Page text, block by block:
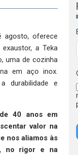
agosto, oferece
a Teka
uma de cozinha
em aço inox.
durabilidade e
40 anos em
valor na
nos aliamos às
no rigor e na